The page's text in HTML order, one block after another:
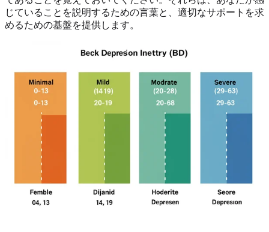
じていることを説明するための言葉と、適切なサポートを求
めるための基盤を提供します。